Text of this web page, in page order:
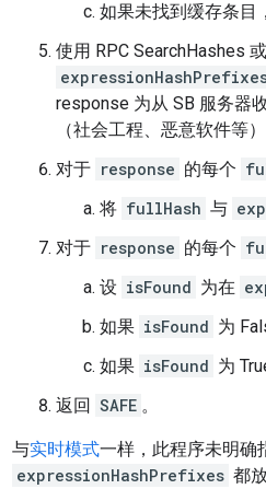
如果未找到缓存条目
使用 RPC SearchHashes
response 为从 SB 服务器
（社会工程、恶意软件等
对于 response 的每个
将 fullHash 与
对于 response 的每个
设 isFound 为在
如果 isFound 为
如果 isFound 为
返回 SAFE 。
与实时模式一样，此程序未明确
expressionHashPrefixes 都